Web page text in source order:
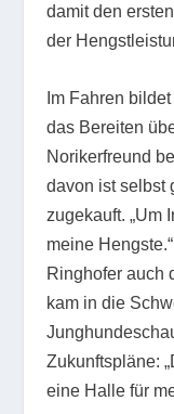
damit den
der
Im Fahren
das Bereiten
Norikerfreund
davon ist selbst
zugekauft. „Um
meine
Ringhofer auch
kam in die
Zukunftspläne:
eine Halle für